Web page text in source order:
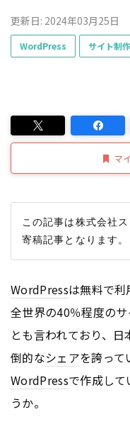
更新日: 2024年03月25日
WordPress サイト制
マ
この記事は株式会社
WordPressは無料で利
全世界の40％程度の
とも言われており、
倒的なシェアを誇って
WordPressで作成して
うか。